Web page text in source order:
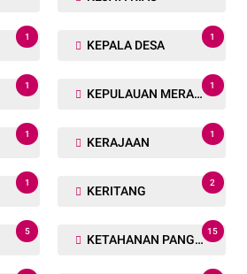
1
KEPALA DESA
1
1
KEPULAUAN MERANTI
1
1
KERAJAAN
1
1
KERITANG
2
5
KETAHANAN PANGAN
15